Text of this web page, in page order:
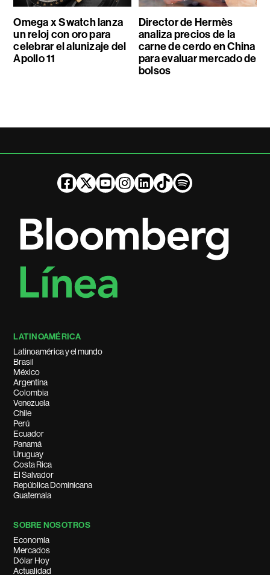
Omega x Swatch lanza
un reloj con oro para
celebrar el alunizaje del
Apollo 11
Director de Hermès
analiza precios de la
carne de cerdo en China
para evaluar mercado de
bolsos
LATINOAMÉRICA
Latinoamérica y el mundo
Brasil
México
Argentina
Colombia
Venezuela
Chile
Perú
Ecuador
Panamá
Uruguay
Costa Rica
El Salvador
República Dominicana
Guatemala
SOBRE NOSOTROS
Economía
Mercados
Dólar Hoy
Actualidad